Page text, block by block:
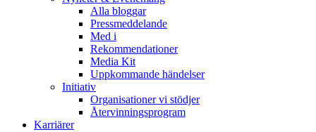
Alla bloggar
Pressmeddelande
Med i
Rekommendationer
Media Kit
Uppkommande händelser
Initiativ
Organisationer vi stödjer
Återvinningsprogram
Karriärer